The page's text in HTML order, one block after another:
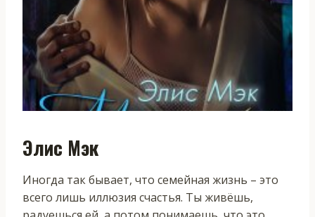
Элис Мэк
Иногда так бывает, что семейная жизнь – это
всего лишь иллюзия счастья. Ты живёшь,